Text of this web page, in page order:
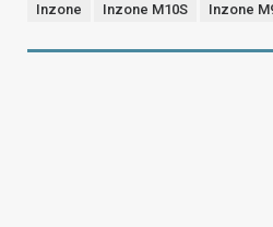
Inzone Inzone M10S Inzone